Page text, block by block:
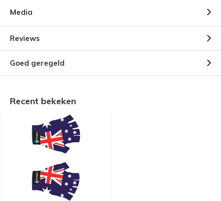
Media
Reviews
Goed geregeld
Recent bekeken